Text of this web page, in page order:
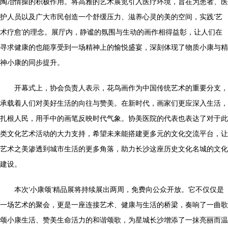
陶冶情操的积极作用。将高雅的艺术展览引入医疗环境，旨在为患者、医
护人员以及广大市民创造一个舒缓压力、滋养心灵的美的空间，实践‘艺
术疗愈’的理念。展厅内，静谧的氛围与生动的画作相得益彰，让人们在
寻求健康的也能享受到一场精神上的愉悦盛宴，深刻体现了物质小康与精
神小康的同步提升。
开幕式上，协会负责人表示，花鸟画作为中国传统艺术的重要分支，
承载着人们对美好生活的向往与赞美。在新时代，画家们更应深入生活，
扎根人民，用手中的画笔反映时代气象。协美医院的代表也表达了对于此
类文化艺术活动的大力支持，希望未来能搭建更多元的文化交流平台，让
艺术之美渗透到城市生活的更多角落，助力长沙这座历史文化名城的文化
建设。
本次‘小康颂’精品展将持续展出两周，免费向公众开放。它不仅仅是
一场艺术的聚会，更是一座连接艺术、健康与生活的桥梁，奏响了一曲歌
颂小康生活、赞美生命活力的和谐颂歌，为星城长沙增添了一抹亮丽而温